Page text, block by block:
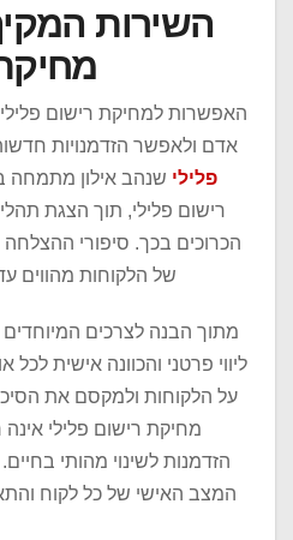
השירות
האפשרות למחיקת רישום
אדם ולאפשר הזדמנויות
פלילי שנהב אילון מתמחה
רישום פלילי, תוך הצגת
הכרוכים בכך. סיפורי
של הלקוחות מהווים
מתוך הבנה לצרכים
ליווי פרטני והכוונה אישית
על הלקוחות ולמקסם את
מחיקת רישום פלילי
הזדמנות לשינוי מהותי
המצב האישי של כל לקוח